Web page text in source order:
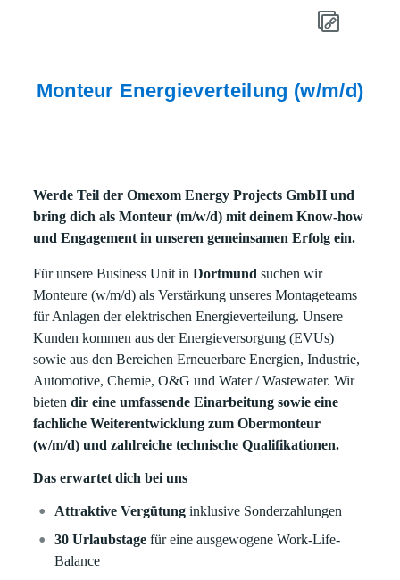
Monteur Energieverteilung (w/m/d)
Werde Teil der Omexom Energy Projects GmbH und
bring dich als Monteur (m/w/d) mit deinem Know-how
und Engagement in unseren gemeinsamen Erfolg ein.
Für unsere Business Unit inDortmund suchen wir
Monteure (w/m/d) als Verstärkung unseres Montageteams
für Anlagen der elektrischen Energieverteilung. Unsere
Kunden kommen aus der Energieversorgung (EVUs)
sowie aus den Bereichen Erneuerbare Energien, Industrie,
Automotive, Chemie, O&G und Water / Wastewater. Wir
bietendir eine umfassende Einarbeitung sowie eine
fachliche Weiterentwicklung zum Obermonteur
(w/m/d) und zahlreiche technische Qualifikationen.
Das erwartet dich bei uns
Attraktive Vergütung inklusive Sonderzahlungen
30 Urlaubstage für eine ausgewogene Work-Life-
Balance